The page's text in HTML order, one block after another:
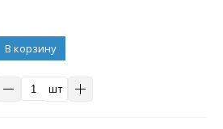
В корзину
шт